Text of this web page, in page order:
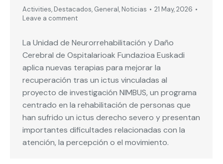
Activities, Destacados, General, Noticias
21 May, 2026
Leave a comment
La Unidad de Neurorrehabilitación y Daño
Cerebral de Ospitalarioak Fundazioa Euskadi
aplica nuevas terapias para mejorar la
recuperación tras un ictus vinculadas al
proyecto de investigación NIMBUS, un programa
centrado en la rehabilitación de personas que
han sufrido un ictus derecho severo y presentan
importantes dificultades relacionadas con la
atención, la percepción o el movimiento.